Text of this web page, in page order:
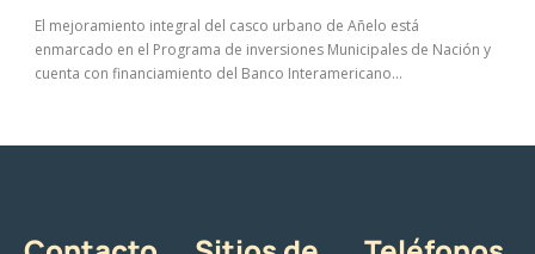
El mejoramiento integral del casco urbano de Añelo está
enmarcado en el Programa de inversiones Municipales de Nación y
cuenta con financiamiento del Banco Interamericano...